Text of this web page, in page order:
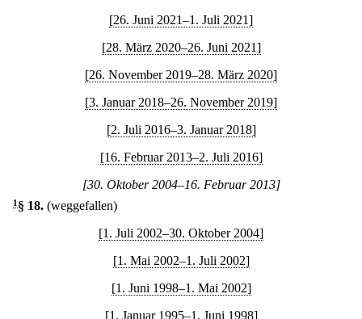
[26. Juni 2021–1. Juli 2021]
[28. März 2020–26. Juni 2021]
[26. November 2019–28. März 2020]
[3. Januar 2018–26. November 2019]
[2. Juli 2016–3. Januar 2018]
[16. Februar 2013–2. Juli 2016]
[30. Oktober 2004–16. Februar 2013]
1 § 18. (weggefallen)
[1. Juli 2002–30. Oktober 2004]
[1. Mai 2002–1. Juli 2002]
[1. Juni 1998–1. Mai 2002]
[1. Januar 1995–1. Juni 1998]